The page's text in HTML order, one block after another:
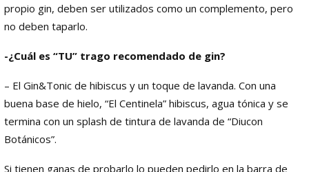
propio gin, deben ser utilizados como un complemento, pero
no deben taparlo.
-¿Cuál es “TU” trago recomendado de gin?
– El Gin&Tonic de hibiscus y un toque de lavanda. Con una
buena base de hielo, “El Centinela” hibiscus, agua tónica y se
termina con un splash de tintura de lavanda de “Diucon
Botánicos”.
Si tienen ganas de probarlo lo pueden pedirlo en la barra de